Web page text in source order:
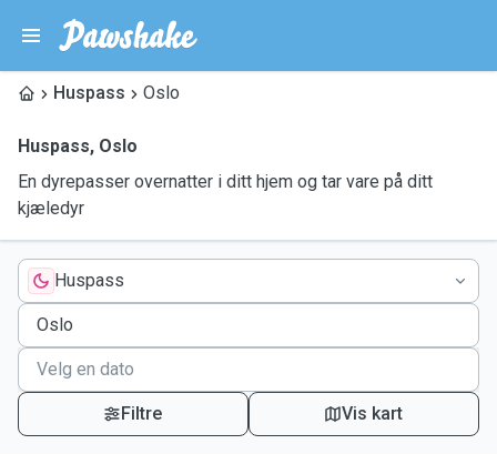
Huspass Oslo
Huspass, Oslo
En dyrepasser overnatter i ditt hjem og tar vare på ditt
kjæledyr
Huspass
Filtre Vis kart